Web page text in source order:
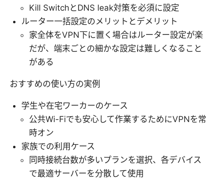
Kill SwitchとDNS leak対策を必須に設定
ルーター一括設定のメリットとデメリット
家全体をVPN下に置く場合はルーター設定が楽
だが、端末ごとの細かな設定は難しくなること
がある
おすすめの使い方の実例
学生や在宅ワーカーのケース
公共Wi-Fiでも安心して作業するためにVPNを常
時オン
家族での利用ケース
同時接続台数が多いプランを選択、各デバイス
で最適サーバーを分散して使用